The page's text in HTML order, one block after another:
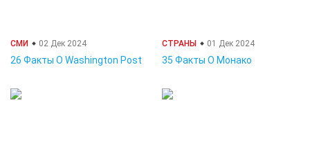
СМИ 02 Дек 2024
26 Факты О Washington Post
СТРАНЫ 01 Дек 2024
35 Факты О Монако